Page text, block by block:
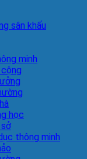
sân khấu
minh
học
thông minh